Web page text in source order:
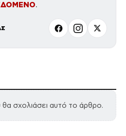
.
θα σχολιάσει αυτό το άρθρο.